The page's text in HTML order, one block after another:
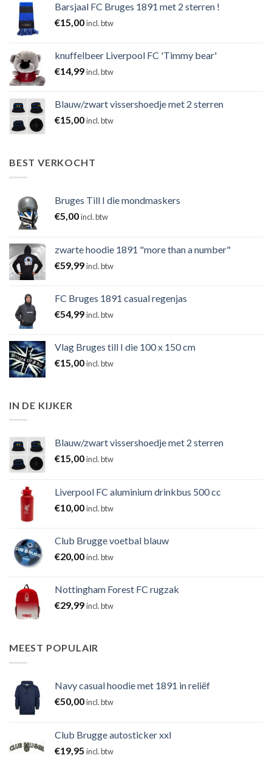
Barsjaal FC Bruges 1891 met 2 sterren !
€15,00incl. btw
knuffelbeer Liverpool FC 'Timmy bear'
€14,99incl. btw
Blauw/zwart vissershoedje met 2 sterren
€15,00incl. btw
BEST VERKOCHT
Bruges Till I die mondmaskers
€5,00incl. btw
zwarte hoodie 1891 "more than a number"
€59,99incl. btw
FC Bruges 1891 casual regenjas
€54,99incl. btw
Vlag Bruges till I die 100 x 150 cm
€15,00incl. btw
IN DE KIJKER
Blauw/zwart vissershoedje met 2 sterren
€15,00incl. btw
Liverpool FC aluminium drinkbus 500 cc
€10,00incl. btw
Club Brugge voetbal blauw
€20,00incl. btw
Nottingham Forest FC rugzak
€29,99incl. btw
MEEST POPULAIR
Navy casual hoodie met 1891 in reliëf
€50,00incl. btw
Club Brugge autosticker xxl
€19,95 incl. btw